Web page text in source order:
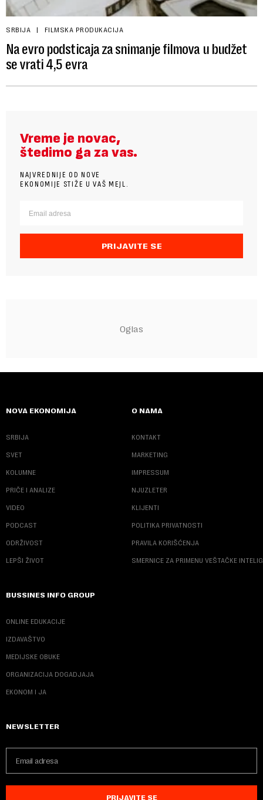
SRBIJA FILMSKA PRODUKACIJA
Na evro podsticaja za snimanje filmova u budžet
se vrati 4,5 evra
Vreme je novac,
štedimo ga za vas.
NAJVREDNIJE OD NOVE
EKONOMIJE STIŽE U VAŠ MEJL.
PRIJAVITE SE
NOVA EKONOMIJA
SRBIJA
SVET
KOLUMNE
PRIČE I ANALIZE
VIDEO
PODCAST
ODRŽIVOST
LEPŠI ŽIVOT
O NAMA
KONTAKT
MARKETING
IMPRESSUM
NJUZLETER
KLIJENTI
POLITIKA PRIVATNOSTI
PRAVILA KORIŠĆENJA
SMERNICE ZA PRIMENU VEŠTAČKE
BUSSINES INFO GROUP
ONLINE EDUKACIJE
IZDAVAŠTVO
MEDIJSKE OBUKE
ORGANIZACIJA DOGADJAJA
EKONOM I JA
NEWSLETTER
PRIJAVITE SE